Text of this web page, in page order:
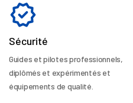
Sécurité
Guides et pilotes professionnels,
diplômés et expérimentés et
équipements de qualité.